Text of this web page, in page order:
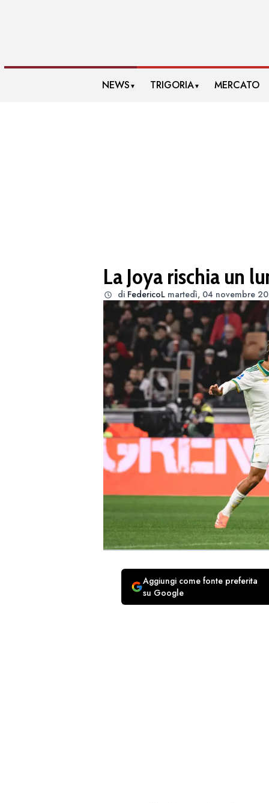
NEWS ▼ TRIGORIA▼ MERCATO
La Joya rischia un
di FedericoL martedì, 04 novembre
Aggiungi come fonte preferita
su Google